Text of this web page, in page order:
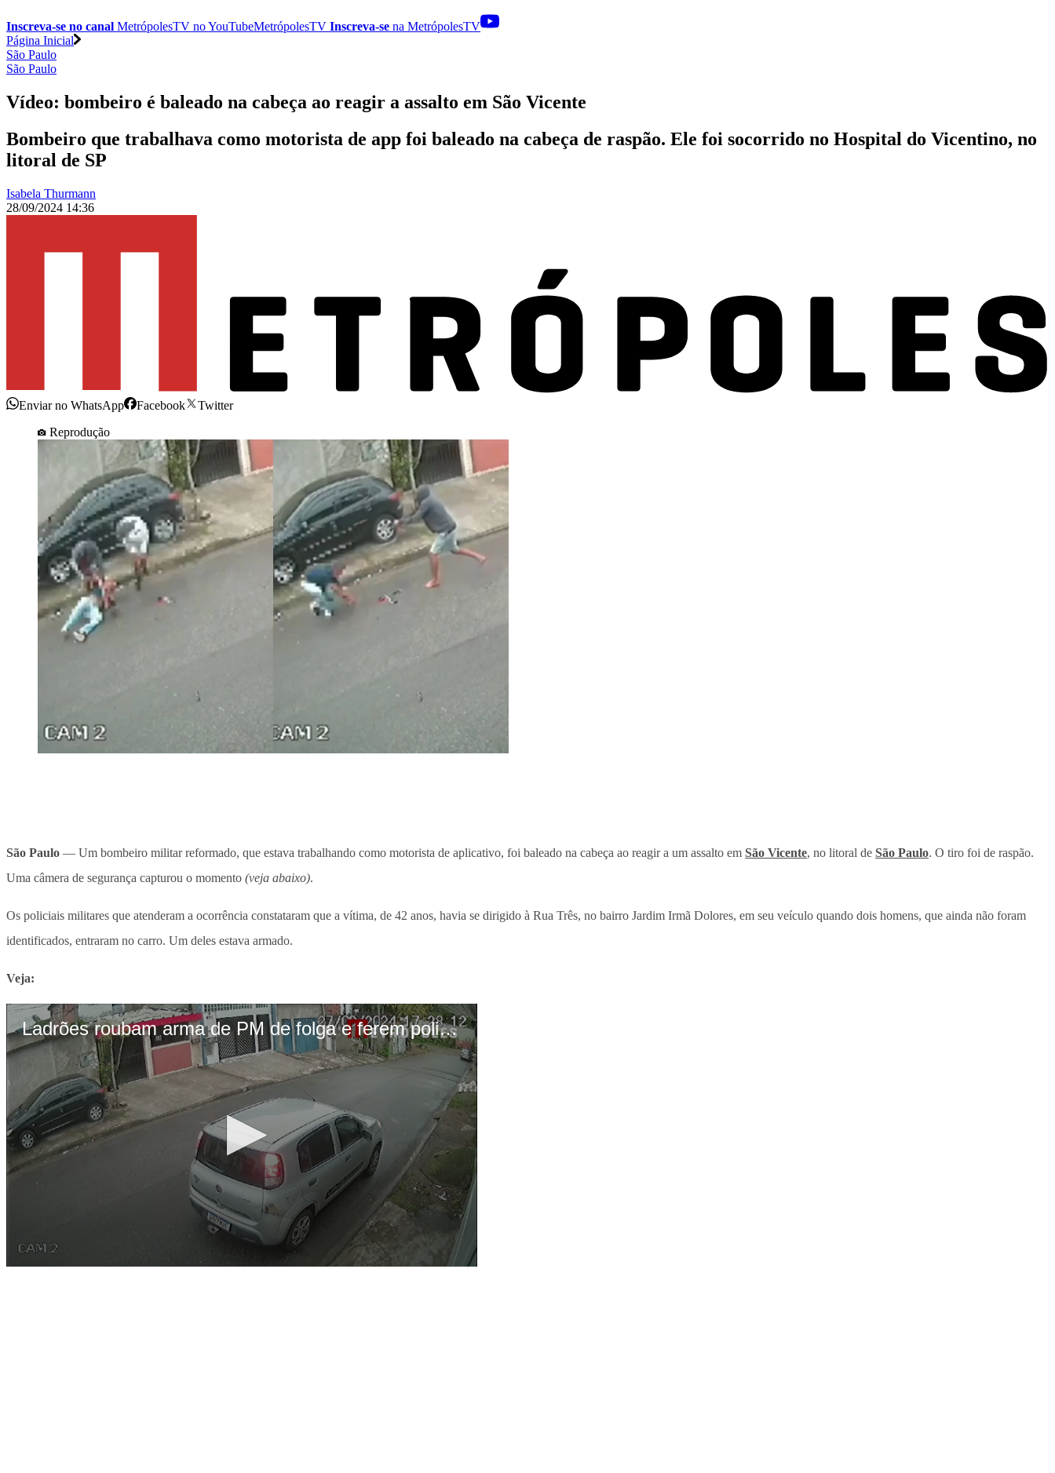
Inscreva-se no canal MetrópolesTV noYouTubeMetrópolesTV Inscreva-se na MetrópolesTV
Página Inicial
São Paulo
São Paulo
Vídeo: bombeiro é baleado na cabeça ao reagir a assalto em São Vicente
Bombeiro que trabalhava como motorista de app foi baleado na cabeça de raspão. Ele foi socorrido no Hospital do Vicentino, no
litoral de SP
Isabela Thurmann
28/09/2024 14:36
Enviar no WhatsApp Facebook
Twitter
Reprodução
São Paulo — Um bombeiro militar reformado, que estava trabalhando como motorista de aplicativo, foi baleado na cabeça ao reagir a um assalto em São Vicente, no litoral de São Paulo. O tiro foi de raspão.
Uma câmera de segurança capturou o momento (veja abaixo).
Os policiais militares que atenderam a ocorrência constataram que a vítima, de 42 anos, havia se dirigido à Rua Três, no bairro Jardim Irmã Dolores, em seu veículo quando dois homens, que ainda não foram
identificados, entraram no carro. Um deles estava armado.
Veja: